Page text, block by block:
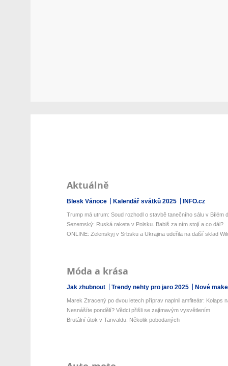
Aktuálně
Blesk Vánoce Kalendář svátků 2025 INFO.cz
Trump má utrum: Soud rozhodl o stavbě tanečního sálu v Bílém
Sezemský: Ruská raketa v Polsku. Babiš za ním stojí a co dál?
ONLINE: Zelenskyj v Srbsku a Ukrajina udeřila na další sklad
Móda a krása
Jak zhubnout Trendy nehty pro jaro 2025 Nové
Marek Ztracený po dvou letech příprav naplnil amfiteátr: Kolaps
Nesnášíte pondělí? Vědci přišli se zajímavým vysvětlením
Brutální útok v Tanvaldu: Několik pobodaných